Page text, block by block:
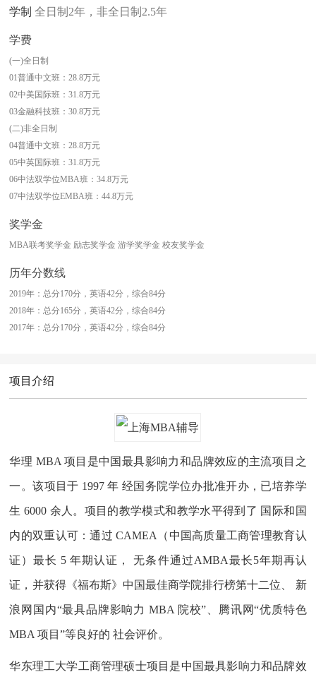
学制 全日制2年，非全日制2.5年
学费
(一)全日制
01普通中文班：28.8万元
02中美国际班：31.8万元
03金融科技班：30.8万元
(二)非全日制
04普通中文班：28.8万元
05中英国际班：31.8万元
06中法双学位MBA班：34.8万元
07中法双学位EMBA班：44.8万元
奖学金
MBA联考奖学金 励志奖学金 游学奖学金 校友奖学金
历年分数线
2019年：总分170分，英语42分，综合84分
2018年：总分165分，英语42分，综合84分
2017年：总分170分，英语42分，综合84分
项目介绍
华理 MBA 项目是中国最具影响力和品牌效应的主流项目之
一。该项目于 1997 年 经国务院学位办批准开办，已培养学
生 6000 余人。项目的教学模式和教学水平得到了 国际和国
内的双重认可：通过 CAMEA（中国高质量工商管理教育认
证）最长 5 年期认证， 无条件通过AMBA最长5年期再认
证，并获得《福布斯》中国最佳商学院排行榜第十二位、 新
浪网国内“最具品牌影响力 MBA 院校”、腾讯网“优质特色
MBA 项目”等良好的 社会评价。
华东理工大学工商管理硕士项目是中国最具影响力和品牌效